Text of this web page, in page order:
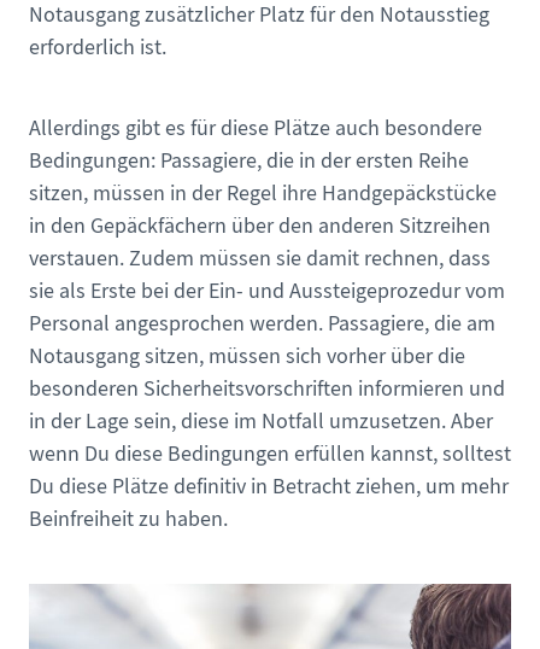
Notausgang zusätzlicher Platz für den Notausstieg
erforderlich ist.
Allerdings gibt es für diese Plätze auch besondere
Bedingungen: Passagiere, die in der ersten Reihe
sitzen, müssen in der Regel ihre Handgepäckstücke
in den Gepäckfächern über den anderen Sitzreihen
verstauen. Zudem müssen sie damit rechnen, dass
sie als Erste bei der Ein- und Aussteigeprozedur vom
Personal angesprochen werden. Passagiere, die am
Notausgang sitzen, müssen sich vorher über die
besonderen Sicherheitsvorschriften informieren und
in der Lage sein, diese im Notfall umzusetzen. Aber
wenn Du diese Bedingungen erfüllen kannst, solltest
Du diese Plätze definitiv in Betracht ziehen, um mehr
Beinfreiheit zu haben.